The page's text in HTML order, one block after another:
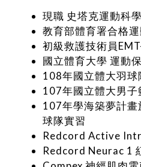
現職 史塔克運動科
教育部體育署合格
初級救護技術員
國立體育大學 運動
108年國立體大羽球
107年國立體大男子
107年學海築夢計畫
球隊實習
Redcord Active
Redcord Neurac 1